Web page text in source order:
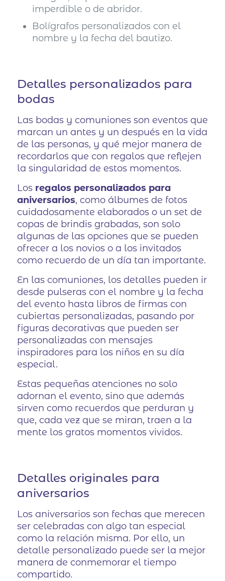
imperdible o de abridor.
Bolígrafos personalizados con el
nombre y la fecha del bautizo.
Detalles personalizados para
bodas
Las bodas y comuniones son eventos que
marcan un antes y un después en la vida
de las personas, y qué mejor manera de
recordarlos que con regalos que reflejen
la singularidad de estos momentos.
Los regalos personalizados para
aniversarios, como álbumes de fotos
cuidadosamente elaborados o un set de
copas de brindis grabadas, son solo
algunas de las opciones que se pueden
ofrecer a los novios o a los invitados
como recuerdo de un día tan importante.
En las comuniones, los detalles pueden ir
desde pulseras con el nombre y la fecha
del evento hasta libros de firmas con
cubiertas personalizadas, pasando por
figuras decorativas que pueden ser
personalizadas con mensajes
inspiradores para los niños en su día
especial.
Estas pequeñas atenciones no solo
adornan el evento, sino que además
sirven como recuerdos que perduran y
que, cada vez que se miran, traen a la
mente los gratos momentos vividos.
Detalles originales para
aniversarios
Los aniversarios son fechas que merecen
ser celebradas con algo tan especial
como la relación misma. Por ello, un
detalle personalizado puede ser la mejor
manera de conmemorar el tiempo
compartido.